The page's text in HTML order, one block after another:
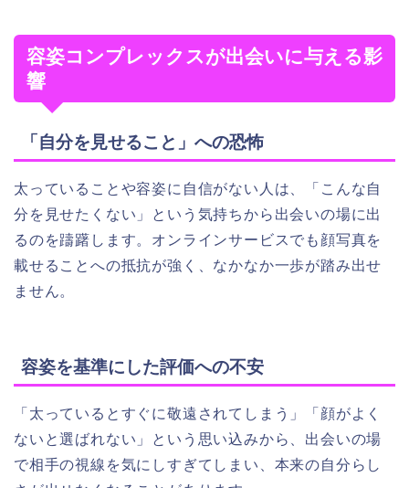
容姿コンプレックスが出会いに与える影
響
「自分を見せること」への恐怖
太っていることや容姿に自信がない人は、「こんな自
分を見せたくない」という気持ちから出会いの場に出
るのを躊躇します。オンラインサービスでも顔写真を
載せることへの抵抗が強く、なかなか一歩が踏み出せ
ません。
容姿を基準にした評価への不安
「太っているとすぐに敬遠されてしまう」「顔がよく
ないと選ばれない」という思い込みから、出会いの場
で相手の視線を気にしすぎてしまい、本来の自分らし